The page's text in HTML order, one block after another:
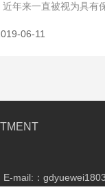
近年来一直被视为具有
06-11
E-mail:：